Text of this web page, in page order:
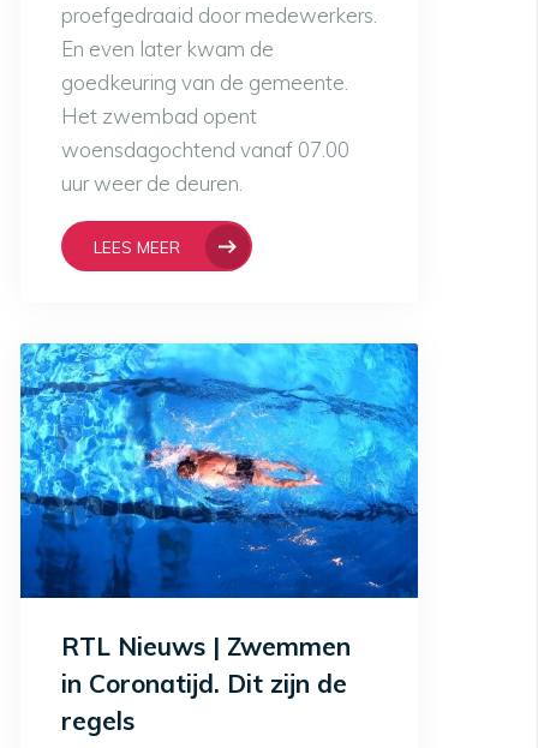
proefgedraaid door medewerkers.
En even later kwam de
goedkeuring van de gemeente.
Het zwembad opent
woensdagochtend vanaf 07.00
uur weer de deuren.
LEES MEER
RTL Nieuws | Zwemmen
in Coronatijd. Dit zijn de
regels